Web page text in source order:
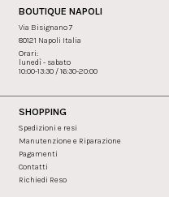
BOUTIQUE NAPOLI
Via Bisignano 7
80121 Napoli Italia
Orari:
lunedì - sabato
10:00-13:30 / 16:30-20:00
SHOPPING
Spedizioni e resi
Manutenzione e Riparazione
Pagamenti
Contatti
Richiedi Reso